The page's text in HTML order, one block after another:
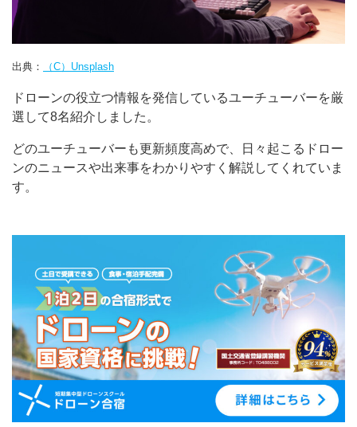
出典： （C）Unsplash
ドローンの役立つ情報を発信しているユーチューバーを厳
選して8名紹介しました。
どのユーチューバーも更新頻度高めで、日々起こるドロー
ンのニュースや出来事をわかりやすく解説してくれていま
す。